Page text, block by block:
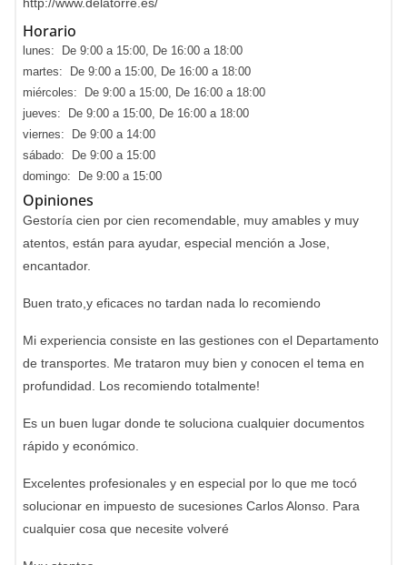
Horario
lunes: De 9:00 a 15:00, De 16:00 a 18:00
martes: De 9:00 a 15:00, De 16:00 a 18:00
miércoles: De 9:00 a 15:00, De 16:00 a 18:00
jueves: De 9:00 a 15:00, De 16:00 a 18:00
viernes: De 9:00 a 14:00
sábado: De 9:00 a 15:00
domingo: De 9:00 a 15:00
Opiniones
Gestoría cien por cien recomendable, muy amables y muy
atentos, están para ayudar, especial mención a Jose,
encantador.
Buen trato,y eficaces no tardan nada lo recomiendo
Mi experiencia consiste en las gestiones con el Departamento
de transportes. Me trataron muy bien y conocen el tema en
profundidad. Los recomiendo totalmente!
Es un buen lugar donde te soluciona cualquier documentos
rápido y económico.
Excelentes profesionales y en especial por lo que me tocó
solucionar en impuesto de sucesiones Carlos Alonso. Para
cualquier cosa que necesite volveré